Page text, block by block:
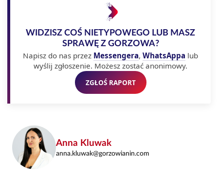
WIDZISZ COŚ NIETYPOWEGO LUB MASZ
SPRAWĘ Z GORZOWA?
Napisz do nas przez Messengera, WhatsAppa lub
wyślij zgłoszenie. Możesz zostać anonimowy.
ZGŁOŚ RAPORT
Anna Kluwak
anna.kluwak@gorzowianin.com